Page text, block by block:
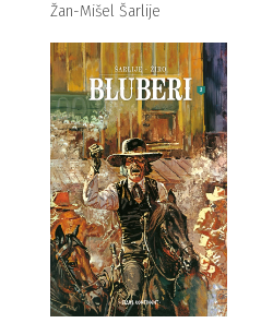
Žan-Mišel Šarlije